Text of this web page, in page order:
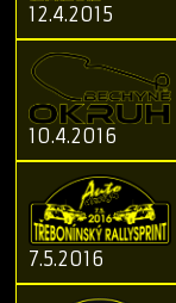
12.4.2015
10.4.2016
7.5.2016